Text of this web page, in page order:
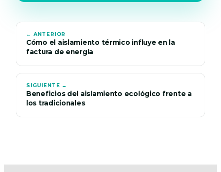
← ANTERIOR
Cómo el aislamiento térmico influye en la
factura de energía
SIGUIENTE →
Beneficios del aislamiento ecológico frente a
los tradicionales